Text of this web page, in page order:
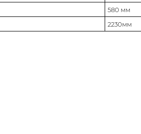
580 мм
2230мм